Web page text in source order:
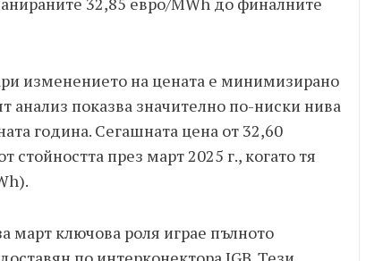
изменението на цената е минимизирано
анализ показва значително по-ниски нива
година. Сегашната цена от 32,60
стойността през март 2025 г., когато тя
март ключова роля играе пълното